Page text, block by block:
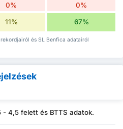
0% 0%
11% 67%
és SL Benfica adatairól
- 4,5 felett és BTTS adatok.